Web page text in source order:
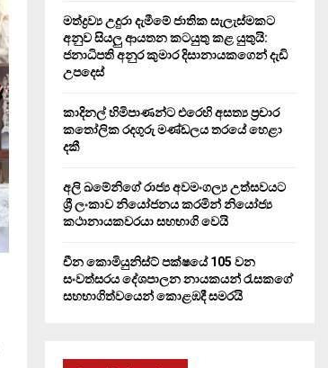
මත්ද්‍රව්‍ය උදුරා දැමීමේ ජාතික සැලැස්මකට
අනුව සියලු ආයතන කටයුතු කළ යුතුයි:
ජනාධිපති අනුර කුමාර දිසානායකගෙන් දැඩි
උපදෙස්
කාදිනල් හිමිපාණන්ට එරෙහි අසත්‍ය ප්‍රචාර
කතෝලික රදගුරු මණ්ඩලය තරයේ හෙළා
දකී
අලි ඛමේනිගේ රාජ්‍ය අවමංගල්‍ය උත්සවයට
ශ්‍රී ලංකාව නියෝජනය කරමින් නියෝජ්‍ය
කථානායකවරයා සහභාගි වෙයි
චීන කොමියුනිස්ට් පක්ෂයේ 105 වන
සංවත්සරය දේශපාලන නායකයන් රැසකගේ
සහභාගිත්වයෙන් කොළඹදී සමරයි